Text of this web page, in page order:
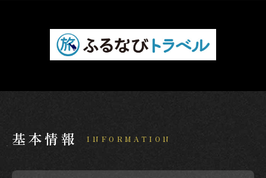
基本情報 INFORMATION